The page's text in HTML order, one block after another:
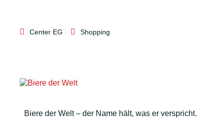
Center EG Shopping
Biere der Welt – der Name hält, was er verspricht.